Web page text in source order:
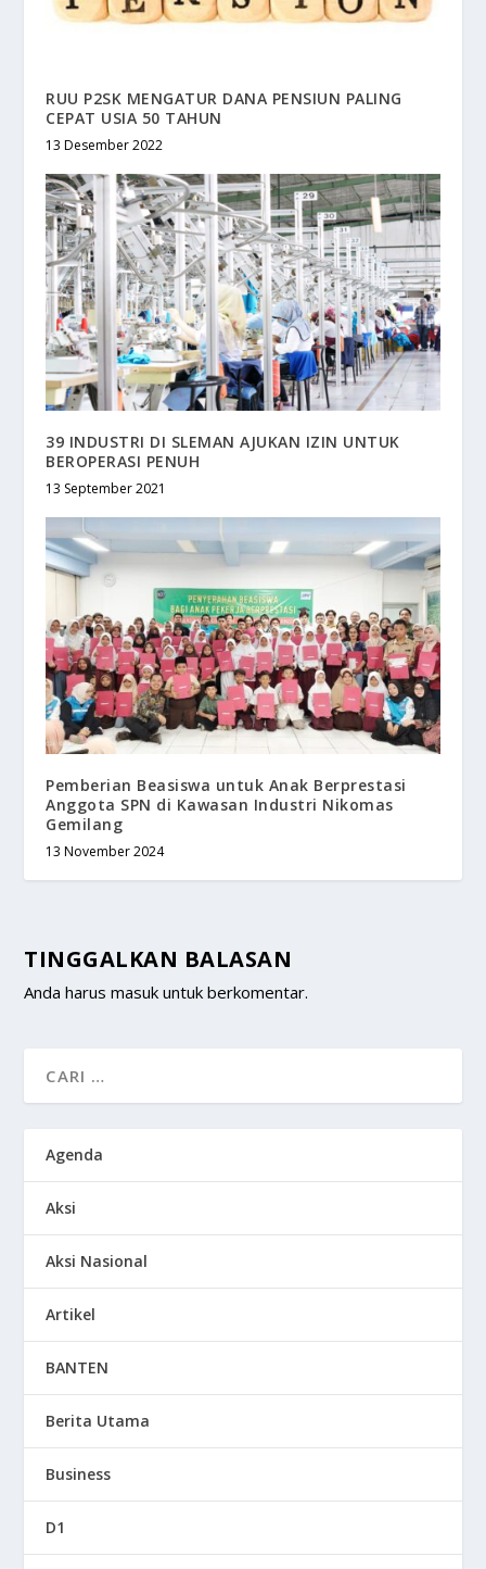
RUU P2SK MENGATUR DANA PENSIUN PALING
CEPAT USIA 50 TAHUN
13 Desember 2022
39 INDUSTRI DI SLEMAN AJUKAN IZIN UNTUK
BEROPERASI PENUH
13 September 2021
Pemberian Beasiswa untuk Anak Berprestasi
Anggota SPN di Kawasan Industri Nikomas
Gemilang
13 November 2024
TINGGALKAN BALASAN
Anda harusmasuk untuk berkomentar.
Agenda
Aksi
Aksi Nasional
Artikel
BANTEN
Berita Utama
Business
D1